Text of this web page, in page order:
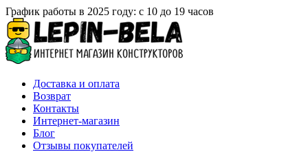
График работы в 2025 году: с 10 до 19 часов
Доставка и оплата
Возврат
Контакты
Интернет-магазин
Блог
Отзывы покупателей